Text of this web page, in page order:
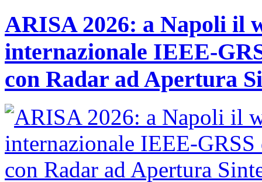
ARISA 2026: a Napoli il
internazionale IEEE-
con Radar ad Apertura